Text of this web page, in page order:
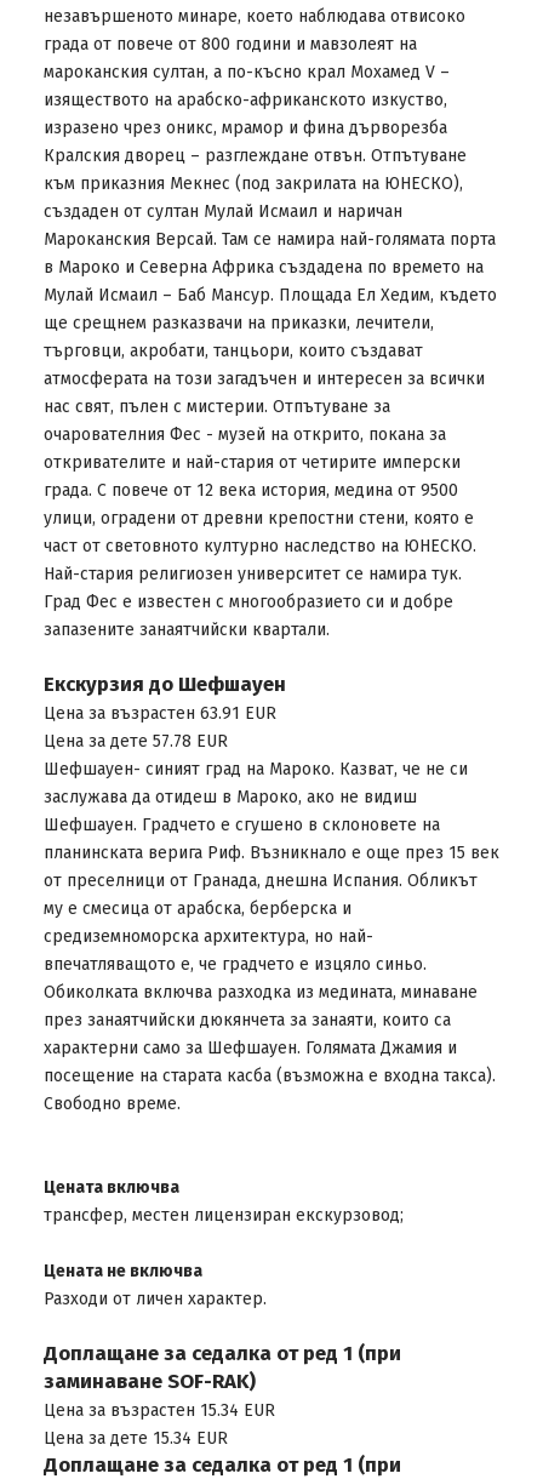
незавършеното минаре, което наблюдава отвисоко
града от повече от 800 години и мавзолеят на
мароканския султан, а по-късно крал Мохамед V –
изяществото на арабско-африканското изкуство,
изразено чрез оникс, мрамор и фина дърворезба
Кралския дворец – разглеждане отвън. Отпътуване
към приказния Мекнес (под закрилата на ЮНЕСКО),
създаден от султан Мулай Исмаил и наричан
Мароканския Версай. Там се намира най-голямата порта
в Мароко и Северна Африка създадена по времето на
Мулай Исмаил – Баб Мансур. Площада Ел Хедим, където
ще срещнем разказвачи на приказки, лечители,
търговци, акробати, танцьори, които създават
атмосферата на този загадъчен и интересен за всички
нас свят, пълен с мистерии. Отпътуване за
очарователния Фес - музей на открито, покана за
откривателите и най-стария от четирите имперски
града. С повече от 12 века история, медина от 9500
улици, оградени от древни крепостни стени, която е
част от световното културно наследство на ЮНЕСКО.
Най-стария религиозен университет се намира тук.
Град Фес е известен с многообразието си и добре
запазените занаятчийски квартали.
Екскурзия до Шефшауен
Цена за възрастен 63.91 EUR
Цена за дете 57.78 EUR
Шефшауен- синият град на Мароко. Казват, че не си
заслужава да отидеш в Мароко, ако не видиш
Шефшауен. Градчето е сгушено в склоновете на
планинската верига Риф. Възникнало е още през 15 век
от преселници от Гранада, днешна Испания. Обликът
му е смесица от арабска, берберска и
средиземноморска архитектура, но най-
впечатляващото е, че градчето е изцяло синьо.
Обиколката включва разходка из медината, минаване
през занаятчийски дюкянчета за занаяти, които са
характерни само за Шефшауен. Голямата Джамия и
посещение на старата касба (възможна е входна такса).
Свободно време.
Цената включва
трансфер, местен лицензиран екскурзовод;
Цената не включва
Разходи от личен характер.
Доплащане за седалка от ред 1 (при
заминаване SOF-RAK)
Цена за възрастен 15.34 EUR
Цена за дете 15.34 EUR
Доплащане за седалка от ред 1 (при